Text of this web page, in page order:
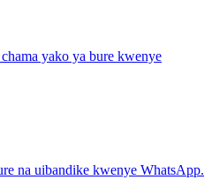
yako ya bure kwenye
na uibandike kwenye WhatsApp.